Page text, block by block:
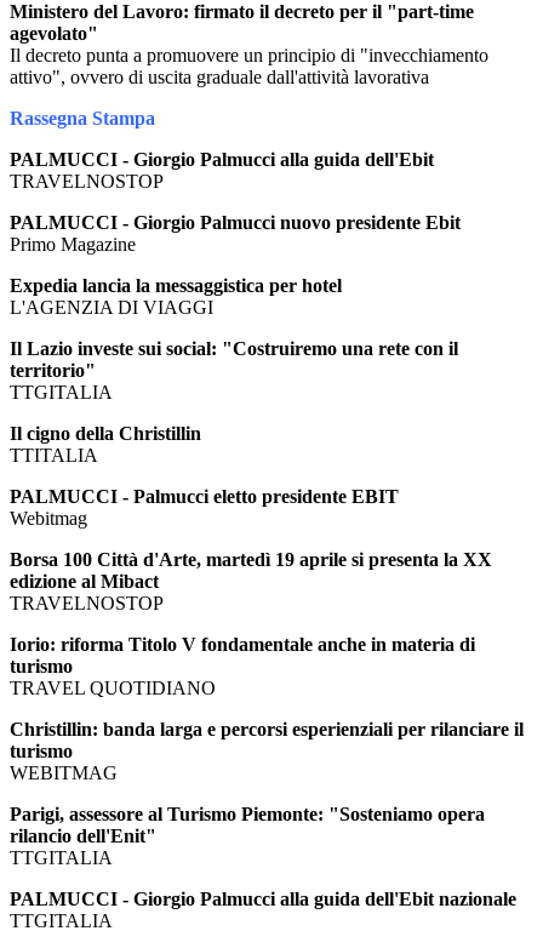
Ministero del Lavoro: firmato il decreto per il "part-time
agevolato"
Il decreto punta a promuovere un principio di "invecchiamento
attivo", ovvero di uscita graduale dall'attività lavorativa
Rassegna Stampa
PALMUCCI - Giorgio Palmucci alla guida dell'Ebit
TRAVELNOSTOP
PALMUCCI - Giorgio Palmucci nuovo presidente Ebit
Primo Magazine
Expedia lancia la messaggistica per hotel
L'AGENZIA DI VIAGGI
Il Lazio investe sui social: "Costruiremo una rete con il
territorio"
TTGITALIA
Il cigno della Christillin
TTITALIA
PALMUCCI - Palmucci eletto presidente EBIT
Webitmag
Borsa 100 Città d'Arte, martedì 19 aprile si presenta la XX
edizione al Mibact
TRAVELNOSTOP
Iorio: riforma Titolo V fondamentale anche in materia di
turismo
TRAVEL QUOTIDIANO
Christillin: banda larga e percorsi esperienziali per rilanciare il
turismo
WEBITMAG
Parigi, assessore al Turismo Piemonte: "Sosteniamo opera
rilancio dell'Enit"
TTGITALIA
PALMUCCI - Giorgio Palmucci alla guida dell'Ebit nazionale
TTGITALIA